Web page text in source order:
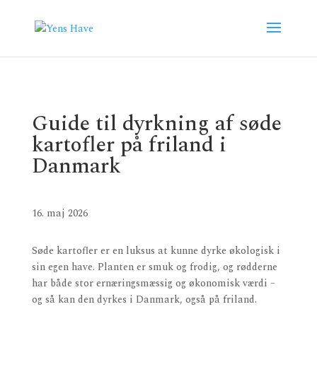
Guide til dyrkning af søde
kartofler på friland i
Danmark
16. maj 2026
Søde kartofler er en luksus at kunne dyrke økologisk i
sin egen have. Planten er smuk og frodig, og rødderne
har både stor ernæringsmæssig og økonomisk værdi –
og så kan den dyrkes i Danmark, også på friland.